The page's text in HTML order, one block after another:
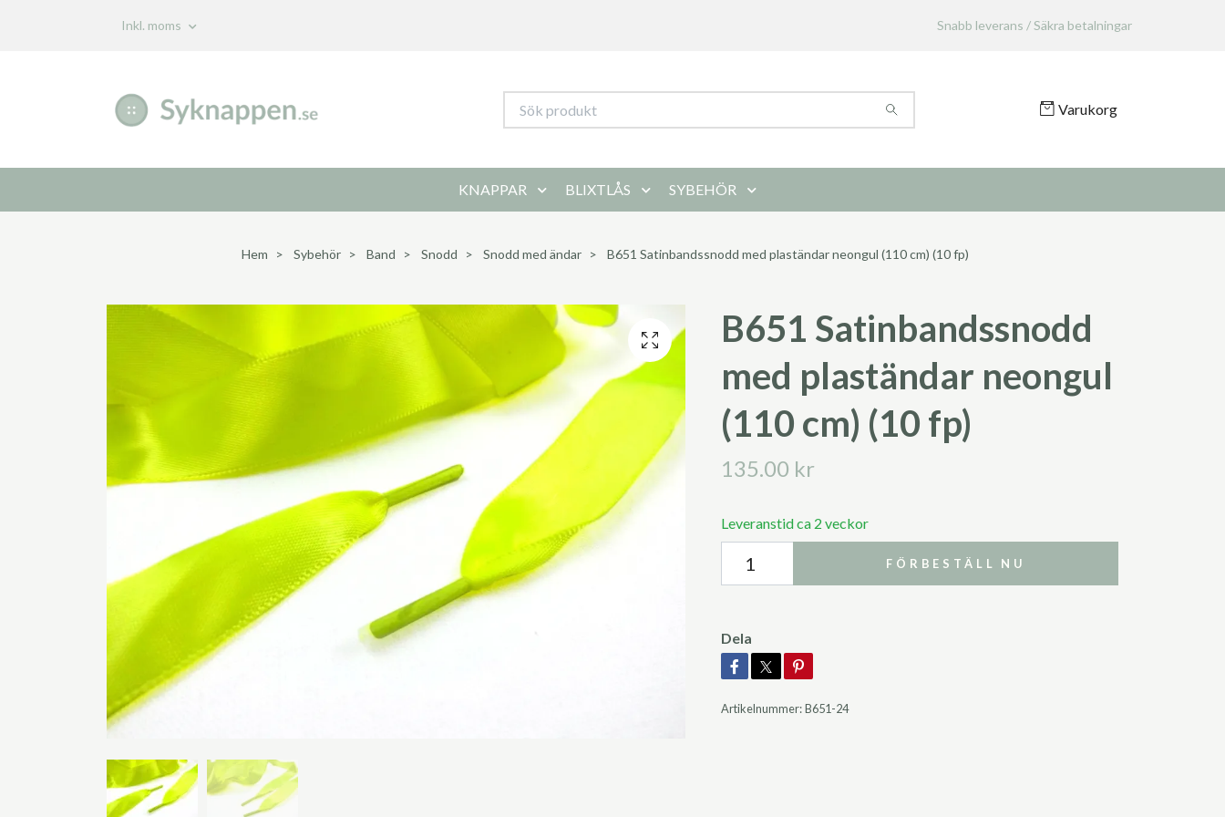
Inkl. moms Snabb leverans / Säkra betalningar
Varukorg
KNAPPAR BLIXTLÅS SYBEHÖR
Hem Sybehör Band Snodd Snodd med ändar B651 Satinbandssnodd med plaständar neongul (110 cm) (10 fp)
B651 Satinbandssnodd
med plaständar neongul
(110 cm) (10 fp)
135.00 kr
Leveranstid ca 2 veckor
FÖRBESTÄLL NU
Dela
Artikelnummer:B651-24